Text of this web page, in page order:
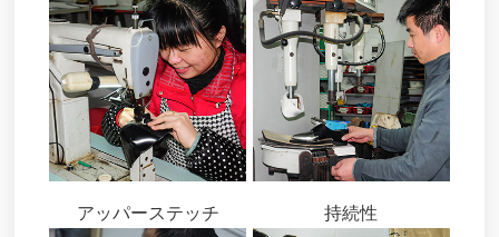
アッパーステッチ 持続性